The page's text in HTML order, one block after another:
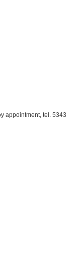
appointment, tel. 5343